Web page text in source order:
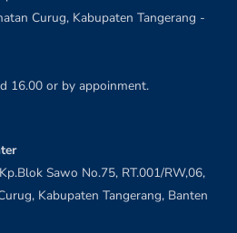
Curug, Kabupaten Tangerang -
16.00 or by appoinment.
Sawo No.75, RT.001/RW,06,
Kabupaten Tangerang, Banten